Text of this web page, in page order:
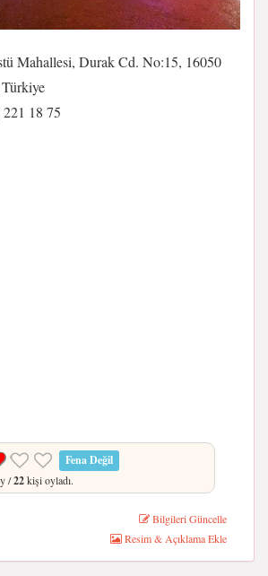
Mahallesi, Durak Cd. No:15, 16050
18 75
Fena Değil
/22kişi oyladı.
Bilgileri Güncelle
Resim & Açıklama Ekle